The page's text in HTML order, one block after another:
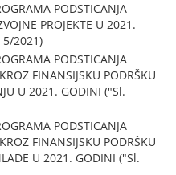
PODSTICANJA
PROJEKTE U 2021.
5/2021)
PODSTICANJA
FINANSIJSKU PODRŠKU
U 2021. GODINI ("Sl.
PODSTICANJA
FINANSIJSKU PODRŠKU
U 2021. GODINI ("Sl.